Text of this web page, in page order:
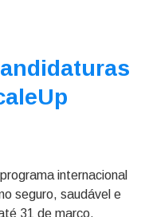
internacional
seguro, saudável e
31 de março.